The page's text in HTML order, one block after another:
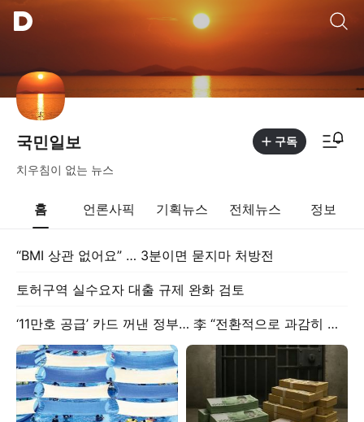
국민일보 구독
치우침이 없는 뉴스
홈 언론사픽 기획뉴스 전체뉴스 정보
“BMI 상관 없어요” … 3분이면 묻지마 처방전
토허구역 실수요자 대출 규제 완화 검토
‘11만호 공급’ 카드 꺼낸 정부… 李 “전환적으로 과감히 실천”